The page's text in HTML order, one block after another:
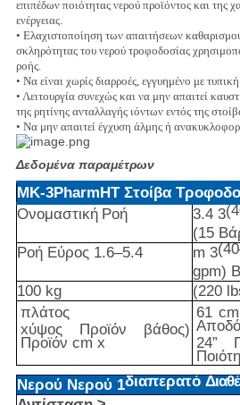
επιπέδων ποιότητας νερού προϊόντος και της
ενέργειας.
• Ελαχιστοποίηση των απαιτήσεων
σκληρότητας του νερού τροφοδοσίας
ροής.
• Να είναι χωρίς διαρροές, εγγυημένο με
• Λειτουργία συνεχώς και να μην απαιτεί
της ρητίνης ανταλλαγής ιόντων εντός της
• Να μην απαιτεί έγχυση άλμης ή
Δεδομένα παραμέτρων
MK-3PharmHT Στοίβα
Ονομαστική Ροή 3.4 3
(15
Ροή Εύρος 1.6–5.4 m 3
gpm)
100 kg (220
πλάτος
xύψος Προϊόν βάθος)
Προϊόν cm x
61 cm
24”
Νερού Νερού 1διαπερατό